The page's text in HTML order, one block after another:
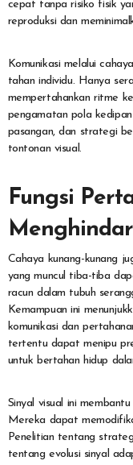
cepat tanpa risiko fisik
reproduksi dan
Komunikasi melalui
tahan individu. Hanya
mempertahankan ritme
pengamatan pola
pasangan, dan strategi
tontonan visual.
Fungsi
Cahaya kunang-kunang
yang muncul tiba-tiba
racun dalam tubuh
Kemampuan ini
komunikasi dan
tertentu dapat menipu
untuk bertahan hidup
Sinyal visual ini
Mereka dapat
Penelitian tentang
tentang evolusi sinyal